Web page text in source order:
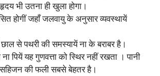
भी उतना ही खुला होगा।
होगीं जहाँ जलवायु के अनुसार व्यवस्थायें
से पथरी की समस्यायें ना के बराबर है।
पियें यह गुणवत्ता को स्थिर नहीं रखता । पानी
की फली सबसे बेहतर है।